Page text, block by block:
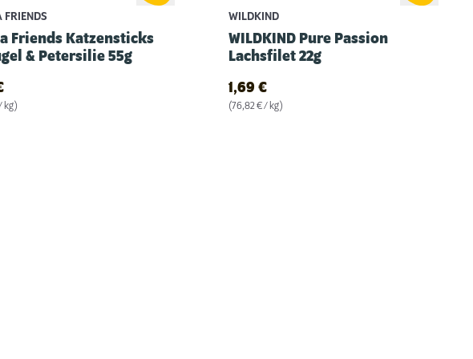
FRIENDS
Friends Katzensticks
& Petersilie 55g
kg)
WILDKIND
WILDKIND Pure Passion
Lachsfilet 22g
1,69€
(76,82 € / kg)